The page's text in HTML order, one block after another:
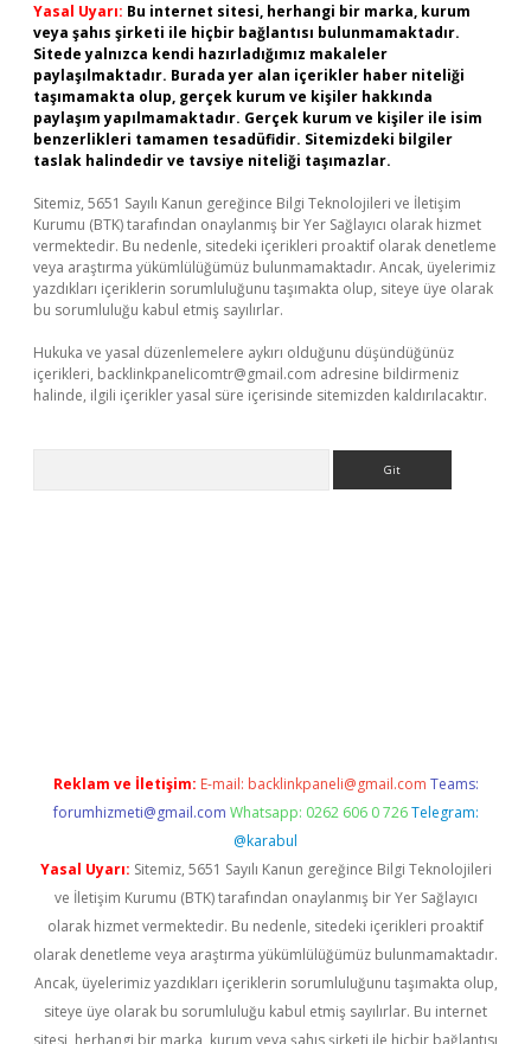
Yasal Uyarı: Bu internet sitesi, herhangi bir marka, kurum
veya şahıs şirketi ile hiçbir bağlantısı bulunmamaktadır.
Sitede yalnızca kendi hazırladığımız makaleler
paylaşılmaktadır. Burada yer alan içerikler haber niteliği
taşımamakta olup, gerçek kurum ve kişiler hakkında
paylaşım yapılmamaktadır. Gerçek kurum ve kişiler ile isim
benzerlikleri tamamen tesadüfidir. Sitemizdeki bilgiler
taslak halindedir ve tavsiye niteliği taşımazlar.
Sitemiz, 5651 Sayılı Kanun gereğince Bilgi Teknolojileri ve İletişim
Kurumu (BTK) tarafından onaylanmış bir Yer Sağlayıcı olarak hizmet
vermektedir. Bu nedenle, sitedeki içerikleri proaktif olarak denetleme
veya araştırma yükümlülüğümüz bulunmamaktadır. Ancak, üyelerimiz
yazdıkları içeriklerin sorumluluğunu taşımakta olup, siteye üye olarak
bu sorumluluğu kabul etmiş sayılırlar.
Hukuka ve yasal düzenlemelere aykırı olduğunu düşündüğünüz
içerikleri, backlinkpanelicomtr@gmail.com adresine bildirmeniz
halinde, ilgili içerikler yasal süre içerisinde sitemizden kaldırılacaktır.
Reklam ve İletişim: E-mail: backlinkpaneli@gmail.com Teams:
forumhizmeti@gmail.com Whatsapp: 0262 606 0 726 Telegram:
@karabul
Yasal Uyarı: Sitemiz, 5651 Sayılı Kanun gereğince Bilgi Teknolojileri
ve İletişim Kurumu (BTK) tarafından onaylanmış bir Yer Sağlayıcı
olarak hizmet vermektedir. Bu nedenle, sitedeki içerikleri proaktif
olarak denetleme veya araştırma yükümlülüğümüz bulunmamaktadır.
Ancak, üyelerimiz yazdıkları içeriklerin sorumluluğunu taşımakta olup,
siteye üye olarak bu sorumluluğu kabul etmiş sayılırlar. Bu internet
sitesi, herhangi bir marka, kurum veya şahıs şirketi ile hiçbir bağlantısı